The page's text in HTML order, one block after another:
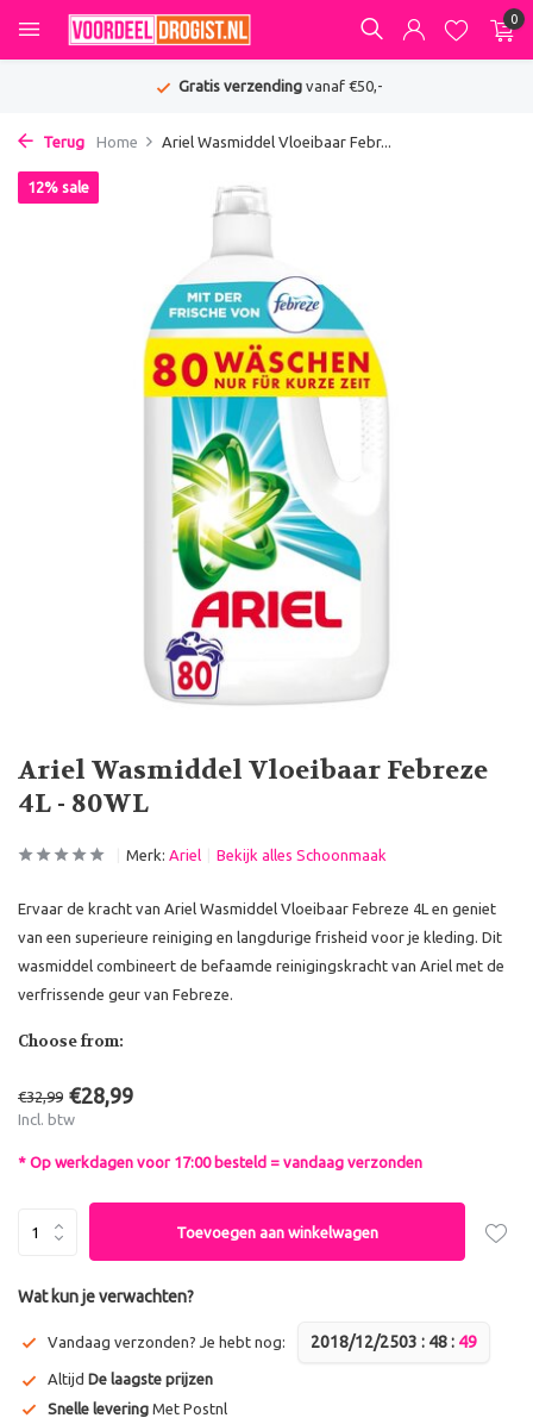
0
Gratis verzendingvanaf €50,-
Terug Home Ariel Wasmiddel Vloeibaar Febr...
Ariel Wasmiddel Vloeibaar Febreze
4L - 80WL
12% sale
Merk: Ariel Bekijk alles Schoonmaak
Ervaar de kracht van Ariel Wasmiddel Vloeibaar Febreze 4L en geniet
van een superieure reiniging en langdurige frisheid voor je kleding. Dit
wasmiddel combineert de befaamde reinigingskracht van Ariel met de
verfrissende geur van Febreze.
Choose from:
€32,99 €28,99
Incl. btw
* Op werkdagen voor 17:00 besteld = vandaag verzonden
Toevoegen aan winkelwagen
Wat kun je verwachten?
Vandaag verzonden? Je hebt nog: 2018/12/2503 : 48: 49
Altijd De laagste prijzen
Snelle levering Met Postnl